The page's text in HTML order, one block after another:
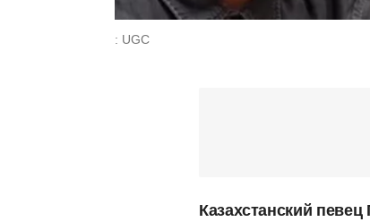
: UGC
Казахстанский